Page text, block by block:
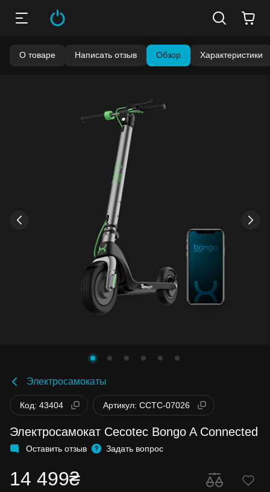
О товаре Написать отзыв Обзор Характеристики
‹ ›
Электросамокаты
Код: 43404 Артикул: CCTC-07026
Электросамокат Cecotec Bongo A Connected
Оставить отзыв Задать вопрос
14 499₴